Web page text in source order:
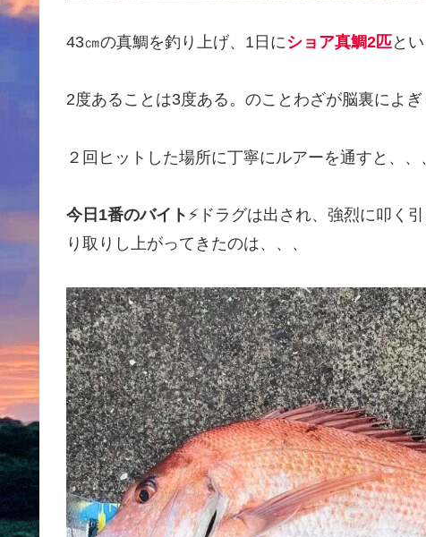
43㎝の真鯛を釣り上げ、1日にショア真鯛2匹と
2度あることは3度ある。のことわざが脳裏によ
２回ヒットした場所に丁寧にルアーを通すと、、
今日1番のバイト ⚡️ドラグは出され、強烈に叩く
り取りし上がってきたのは、、、